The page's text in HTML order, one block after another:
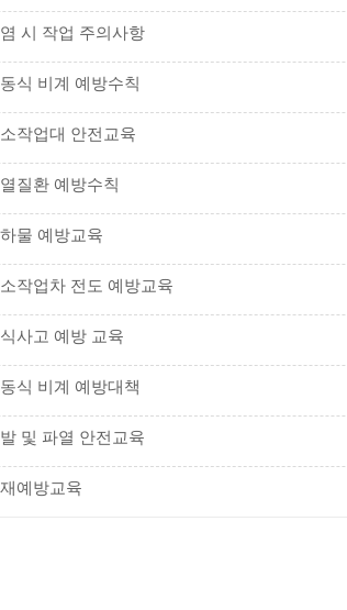
시 작업 주의사항
식 비계 예방수칙
작업대 안전교육
질환 예방수칙
물 예방교육
작업차 전도 예방교육
사고 예방 교육
식 비계 예방대책
및 파열 안전교육
예방교육